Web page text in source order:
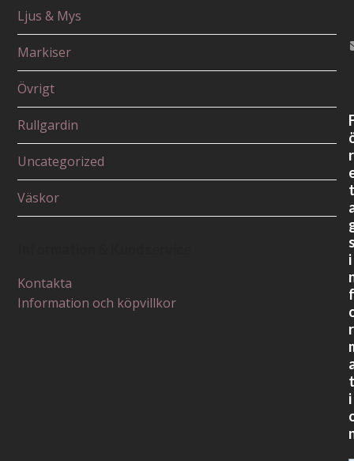
Ljus & Mys
Markiser
Övrigt
Rullgardin
Uncategorized
Väskor
Kontakta
Information och köpvillkor
r
t
i
f
r
t
i